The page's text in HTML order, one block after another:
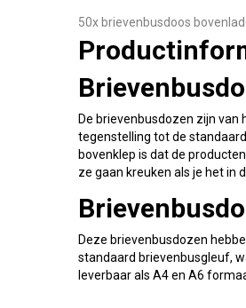
50x brievenbusdoos
De brievenbusdozen zijn van
tegenstelling tot de
bovenklep is dat de
ze gaan kreuken als je het in
Deze brievenbusdozen
standaard brievenbusgleuf,
leverbaar als A4 en A6